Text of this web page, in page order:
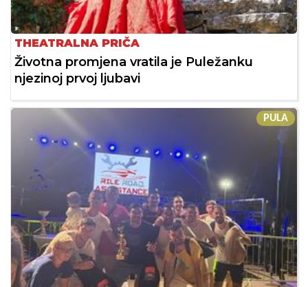
THEATRALNA PRIČA
Životna promjena vratila je Puležanku
njezinoj prvoj ljubavi
PULA